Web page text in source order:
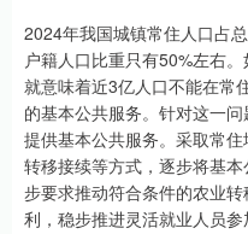
2024年我国城镇常住人口占
户籍人口比重只有50%左右
就意味着近3亿人口不能在常
的基本公共服务。针对这一
提供基本公共服务。采取常
转移接续等方式，逐步将基
步要求推动符合条件的农业
利，稳步推进灵活就业人员参